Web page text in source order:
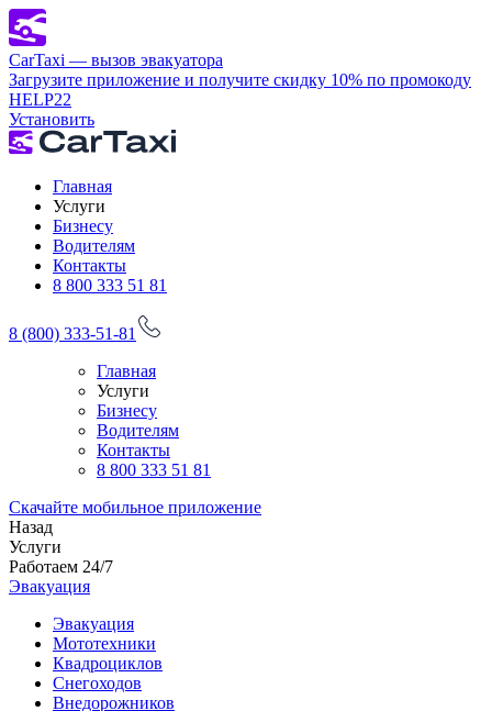
CarTaxi — вызов эвакуатора
Загрузите приложение и получите скидку 10% по промокоду
HELP22
Установить
Главная
Услуги
Бизнесу
Водителям
Контакты
8 800 333 51 81
8 (800) 333-51-81
Главная
Услуги
Бизнесу
Водителям
Контакты
8 800 333 51 81
Скачайте мобильное приложение
Назад
Услуги
Работаем 24/7
Эвакуация
Эвакуация
Мототехники
Квадроциклов
Снегоходов
Внедорожников